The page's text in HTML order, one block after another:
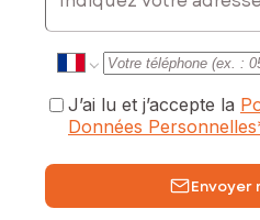
J’ai lu et j’accepte la
Données Personnelles
Envoyer